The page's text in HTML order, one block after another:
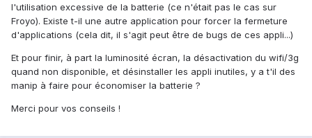
l'utilisation excessive de la batterie (ce n'était pas le cas sur
Froyo). Existe t-il une autre application pour forcer la fermeture
d'applications (cela dit, il s'agit peut être de bugs de ces appli...)
Et pour finir, à part la luminosité écran, la désactivation du wifi/3g
quand non disponible, et désinstaller les appli inutiles, y a t'il des
manip à faire pour économiser la batterie ?
Merci pour vos conseils !